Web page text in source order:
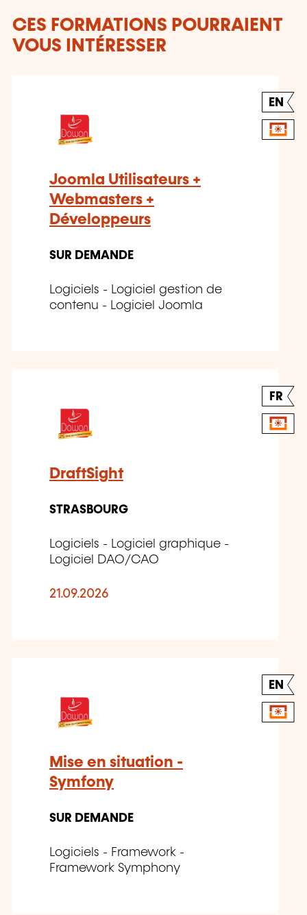
CES FORMATIONS POURRAIENT
VOUS INTÉRESSER
EN
Joomla Utilisateurs +
Webmasters +
Développeurs
SUR DEMANDE
Logiciels - Logiciel gestion de
contenu - Logiciel Joomla
FR
DraftSight
STRASBOURG
Logiciels - Logiciel graphique -
Logiciel DAO/CAO
21.09.2026
EN
Mise en situation -
Symfony
SUR DEMANDE
Logiciels - Framework -
Framework Symphony